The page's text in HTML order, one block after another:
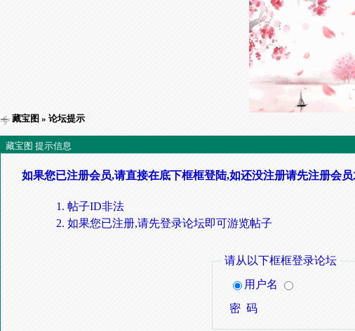
藏宝图 » 论坛提示
藏宝图 提示信息
如果您已注册会员,请直接在底下框框登陆,如还没注册请先注册会
帖子ID非法
如果您已注册,请先登录论坛即可游览帖子
请从以下框框登录论坛
用户名
密 码